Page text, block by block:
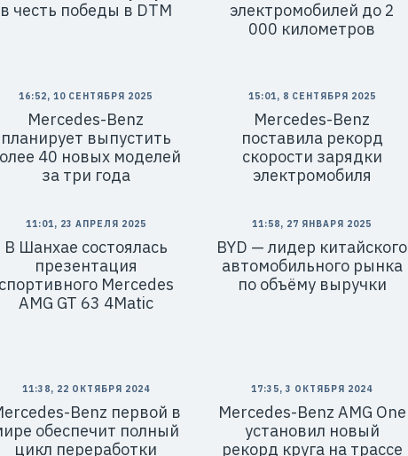
в честь победы в DTM
электромобилей до 2
000 километров
16:52, 10 СЕНТЯБРЯ 2025
Mercedes-Benz
планирует выпустить
40 новых моделей
за три года
15:01, 8 СЕНТЯБРЯ 2025
Mercedes-Benz
поставила рекорд
скорости зарядки
электромобиля
11:01, 23 АПРЕЛЯ 2025
В Шанхае состоялась
презентация
спортивного Mercedes
AMG GT 63 4Matic
11:58, 27 ЯНВАРЯ 2025
BYD — лидер китайского
автомобильного рынка
по объёму выручки
11:38, 22 ОКТЯБРЯ 2024
Benz первой в
обеспечит полный
цикл переработки
17:35, 3 ОКТЯБРЯ 2024
Mercedes-Benz AMG One
установил новый
рекорд круга на трассе